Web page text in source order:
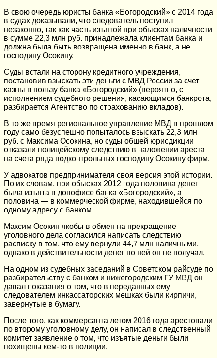
В свою очередь юристы банка «Богородский» с 2014 года
в судах доказывали, что следователь поступил
незаконно, так как часть изъятой при обысках наличности
в сумме 22,3 млн руб. принадлежала клиентам банка и
должна была быть возвращена именно в банк, а не
господину Осокину.
Суды встали на сторону кредитного учреждения,
постановив взыскать эти деньги с МВД России за счет
казны в пользу банка «Богородский» (вероятно, с
исполнением судебного решения, касающимся банкрота,
разбирается Агентство по страхованию вкладов).
В то же время региональное управление МВД в прошлом
году само безуспешно попыталось взыскать 22,3 млн
руб. с Максима Осокина, но суды общей юрисдикции
отказали полицейскому следствию в наложении ареста
на счета ряда подконтрольных господину Осокину фирм.
У адвокатов предпринимателя своя версия этой истории.
По их словам, при обысках 2012 года половина денег
была изъята в допофисе банка «Богородский», а
половина — в коммерческой фирме, находившейся по
одному адресу с банком.
Максим Осокин якобы в обмен на прекращение
уголовного дела согласился написать следствию
расписку в том, что ему вернули 44,7 млн наличными,
однако в действительности денег по ней он не получал.
На одном из судебных заседаний в Советском райсуде по
разбирательству с банком и нижегородским ГУ МВД он
давал показания о том, что в переданных ему
следователем инкассаторских мешках были кирпичи,
завернутые в бумагу.
После того, как коммерсанта летом 2016 года арестовали
по второму уголовному делу, он написал в следственный
комитет заявление о том, что изъятые деньги были
похищены кем-то в полиции.